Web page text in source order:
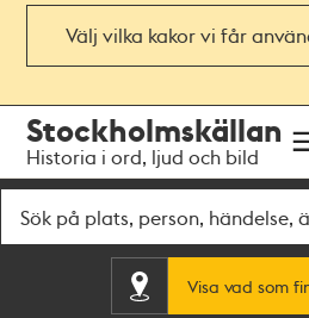
Välj vilka kakor vi får
navigationen
huvudinnehållet
Stockholmskällan
Historia i ord, ljud och bild
Visa vad som